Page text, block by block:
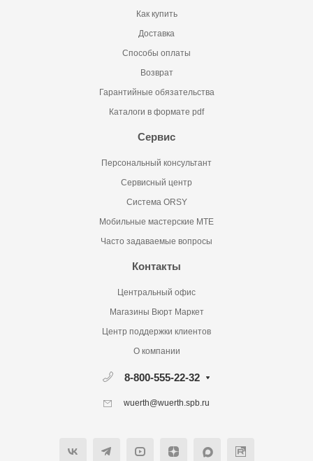
Как купить
Доставка
Способы оплаты
Возврат
Гарантийные обязательства
Каталоги в формате pdf
Сервис
Персональный консультант
Сервисный центр
Система ORSY
Мобильные мастерские MTE
Часто задаваемые вопросы
Контакты
Центральный офис
Магазины Вюрт Маркет
Центр поддержки клиентов
О компании
8-800-555-22-32
wuerth@wuerth.spb.ru